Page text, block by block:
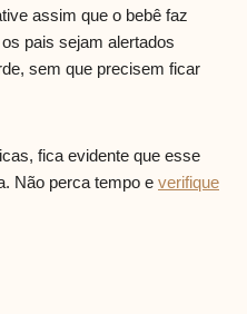
assim que o bebê faz
pais sejam alertados
sem que precisem ficar
fica evidente que esse
Não perca tempo e verifique